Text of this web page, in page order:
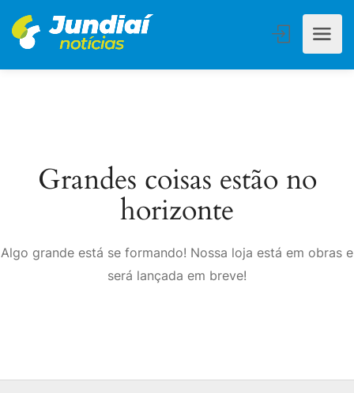
Grandes coisas estão no
horizonte
Algo grande está se formando! Nossa loja está em obras e
será lançada em breve!